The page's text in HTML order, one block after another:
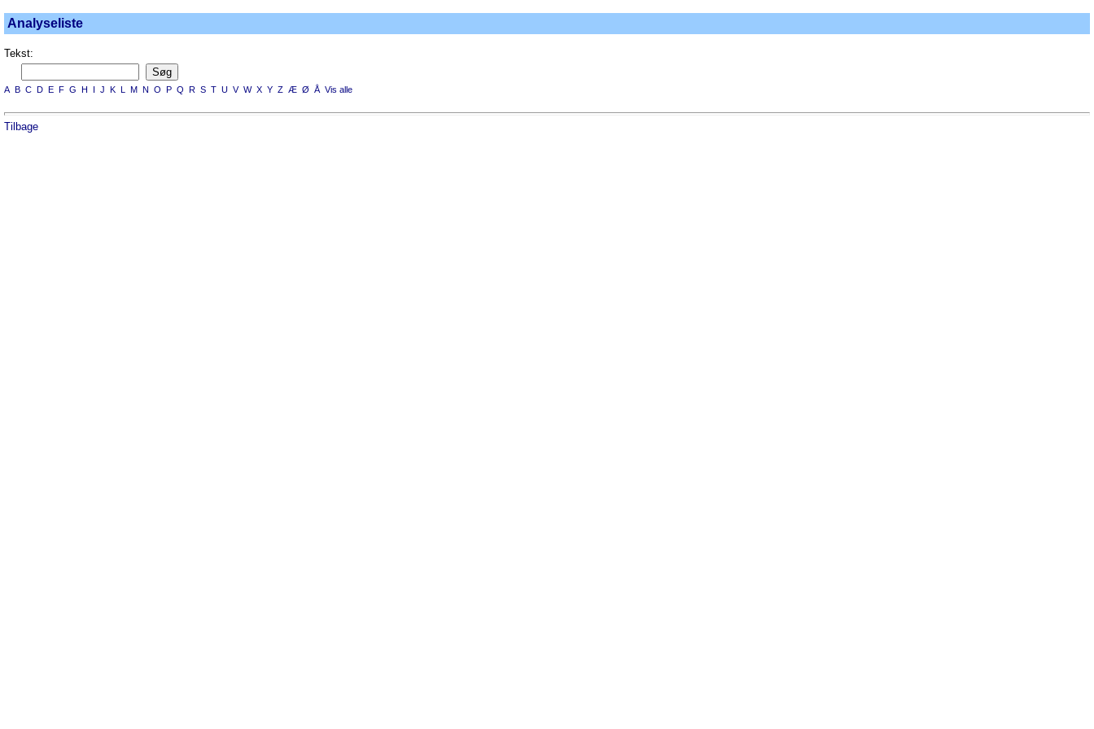
Analyseliste
Tekst:
A B C D E F G H I J K L M N O P Q R S T U V W X Y Z Æ Ø Å Vis alle
Tilbage